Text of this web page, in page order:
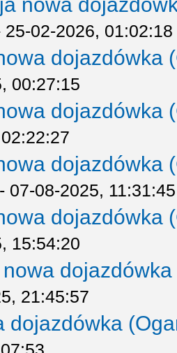
nowa
25-02-2026, 01:02:18
dojazdówka
00:27:15
dojazdówka
dojazdówka
- 07-08-2025, 11:31:45
dojazdówka
15:54:20
21:45:57
dojazdówka